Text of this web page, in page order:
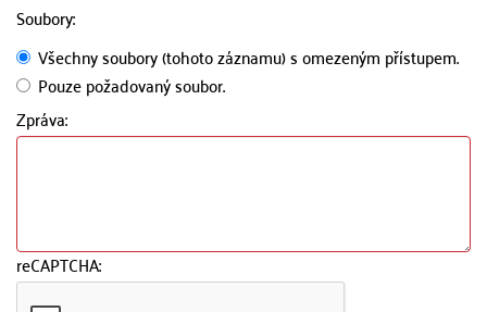
Soubory:
Všechny soubory (tohoto záznamu) s omezeným přístupem.
Pouze požadovaný soubor.
Zpráva:
reCAPTCHA: